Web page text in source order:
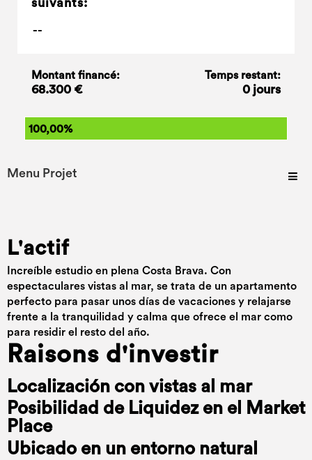
suivants:
Montant financé:
68.300 €
Temps restant:
0 jours
100,00%
Menu Projet
L'actif
Increíble estudio en plena Costa Brava. Con
espectaculares vistas al mar, se trata de un apartamento
perfecto para pasar unos días de vacaciones y relajarse
frente a la tranquilidad y calma que ofrece el mar como
para residir el resto del año.
Raisons d'investir
Localización con vistas al mar
Posibilidad de Liquidez en el Market
Place
Ubicado en un entorno natural